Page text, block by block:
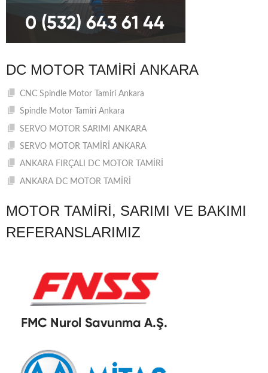
DC MOTOR TAMIRI ANKARA
CNC Spindle Motor Tamiri Ankara
Spindle Motor Tamiri Ankara
SERVO MOTOR SARIMI ANKARA
SERVO MOTOR TAMİRİ ANKARA
ANKARA FIRÇALI DC MOTOR TAMİRİ
ANKARA DC MOTOR TAMİRİ
MOTOR TAMIRI, SARIMI VE BAKIMI
REFERANSLARIMIZ